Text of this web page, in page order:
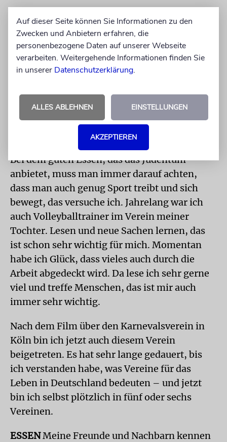
Diese Zusammenarbeit ist das, was ich
predige. Als jüdischer Vorsitzender der
Gesellschaft für Christlich-Jüdische
Zusammenarbeit habe ich schon viele
Vorträge gehalten, viele Aktionen
mitorganisiert. Wir sind zwar in einem
Provinznest, aber wir sind trotzdem eine der
aktivsten Gesellschaften, die es in
Bei dem guten Essen, das das Judentum
anbietet, muss man immer darauf achten,
dass man auch genug Sport treibt und sich
bewegt, das versuche ich. Jahrelang war ich
auch Volleyballtrainer im Verein meiner
Tochter. Lesen und neue Sachen lernen, das
ist schon sehr wichtig für mich. Momentan
habe ich Glück, dass vieles auch durch die
Arbeit abgedeckt wird. Da lese ich sehr gerne
viel und treffe Menschen, das ist mir auch
immer sehr wichtig.
Nach dem Film über den Karnevalsverein in
Köln bin ich jetzt auch diesem Verein
beigetreten. Es hat sehr lange gedauert, bis
ich verstanden habe, was Vereine für das
Leben in Deutschland bedeuten – und jetzt
bin ich selbst plötzlich in fünf oder sechs
Vereinen.
ESSENMeine Freunde und Nachbarn kennen
Auf dieser Seite können Sie Informationen zu den
Zwecken und Anbietern erfahren, die
personenbezogene Daten auf unserer Webseite
verarbeiten. Weitergehende Informationen finden Sie
in unserer Datenschutzerklärung.
ALLES ABLEHNEN EINSTELLUNGEN
AKZEPTIEREN